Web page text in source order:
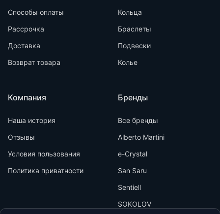
Способы оплаты
Рассрочка
Доставка
Возврат товара
Компания
Наша история
Отзывы
Условия пользования
Политика приватности
Кольца
Браслеты
Подвески
Колье
Бренды
Все бренды
Alberto Martini
e-Crystal
San Saru
Sentiell
SOKOLOV